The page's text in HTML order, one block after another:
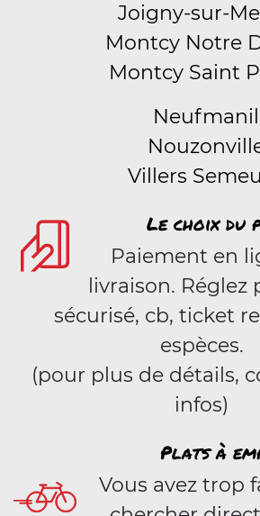
Joigny-sur-
Montcy Notre
Montcy Saint
Neufmanil
Villers
Le choix du
Paiement en
livraison.
sécurisé, cb, ticket
espèces.
(pour plus de détails,
infos)
Plats à
Vous avez trop